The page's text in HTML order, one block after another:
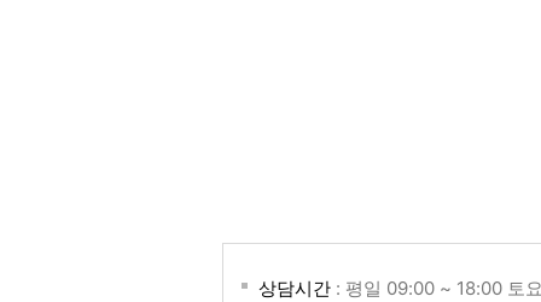
상담시간 : 평일 09:00 ~ 18:00 토